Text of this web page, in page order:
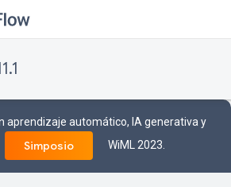
aprendizaje automático, IA generativa y
Simposio WiML 2023.